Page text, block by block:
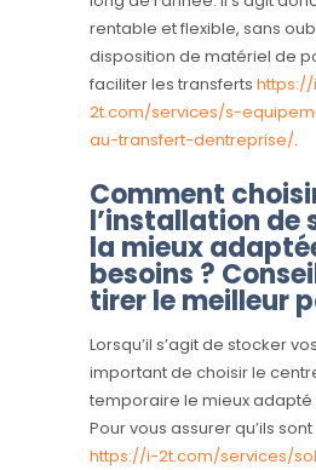
rentable et flexible, sans
disposition de matériel de
faciliter les transferts
2t.com/services/s-
au-transfert-dentreprise/.
Comment
l’installation de
la mieux
besoins ?
tirer le meilleur
Lorsqu’il s’agit de stocker
important de choisir le
temporaire le mieux adapté
Pour vous assurer qu’ils
https://i-2t.com/services/